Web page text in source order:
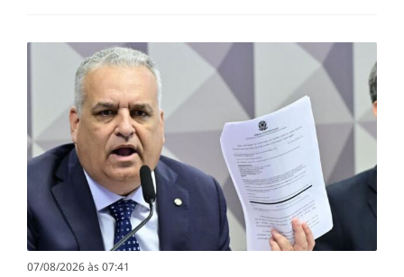
07/08/2026 às 07:41